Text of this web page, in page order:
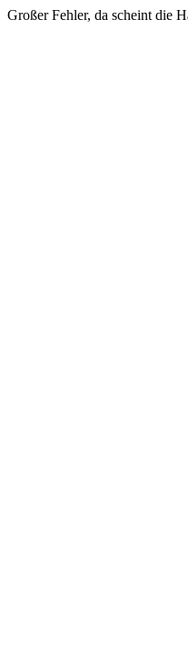
Großer Fehler, da scheint die